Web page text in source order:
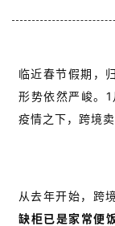
临近春节假期，
形势依然严峻。
疫情之下，跨境
从去年开始，跨
缺柜已是家常便